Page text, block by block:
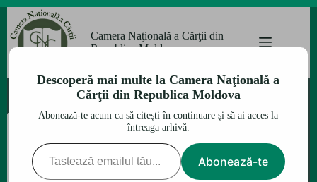
conținut
Camera Naţională a Cărţii din
Republica Moldova
Descoperă mai multe la Camera Naţională a
Cărţii din Republica Moldova
Abonează-te acum ca să citești în continuare și să ai acces la
întreaga arhivă.
Tastează emailul tău...
Abonează-te